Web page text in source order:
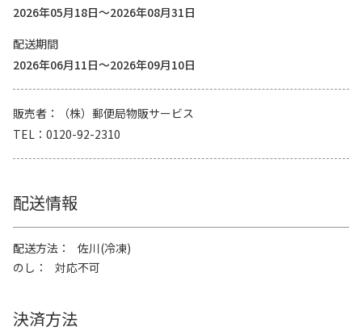
2026年05月18日～2026年08月31日
配送期間
2026年06月11日～2026年09月10日
販売者
（株）郵便局物販サービス
TEL
0120-92-2310
配送情報
配送方法
佐川(冷凍)
のし
対応不可
決済方法